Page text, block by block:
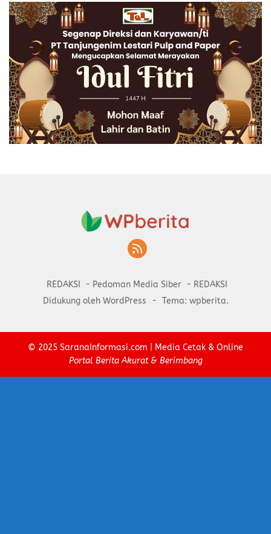
REDAKSI Pedoman Media Siber
REDAKSI
Didukung oleh WordPress
- Tema: wpberita.
© 2025 SaranaInformasi.com | Media Cetak & Online
Portal Berita Akurat & Berimbang